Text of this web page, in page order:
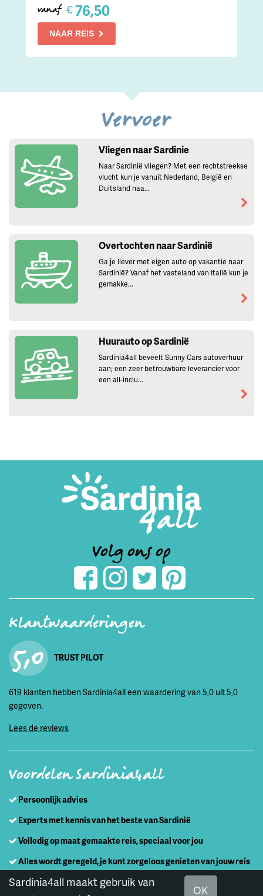
vanaf €76,50
NAAR REIS
Vervoer
Vliegen naar Sardinie
Naar Sardinië vliegen? Met een rechtstreekse
vlucht kun je vanuit Nederland, België en
Duitsland naa...
Overtochten naar Sardinië
Ga je liever met eigen auto op vakantie naar
Sardinië? Vanaf het vasteland van Italië kun je
gemakke...
Huurauto op Sardinië
Sardinia4all beveelt Sunny Cars autoverhuur
aan; een zeer betrouwbare leverancier voor
een all-inclu...
Volg ons op
Klantwaarderingen
5,0 TRUST PILOT
619 klanten hebben Sardinia4all een waardering van 5,0 uit 5,0
gegeven.
Lees de reviews
Voordelen Sardinia4all
Persoonlijk advies
Experts met kennis van het beste van Sardinië
Volledig op maat gemaakte reis, speciaal voor jou
Alles wordt geregeld, je kunt zorgeloos genieten van jouw reis
Sardinia4all maakt gebruik van
OK